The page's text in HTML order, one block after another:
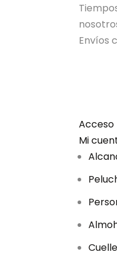
Envíos
Mi